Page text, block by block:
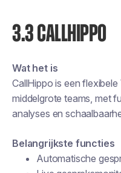
3.3 CALLHIPPO
Wat het is
CallHippo is een
middelgrote teams, met
analyses en
Belangrijkste functies
Automatische